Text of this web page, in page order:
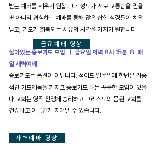
받는 예배를 세우기 원합니다. 성도가 서로 교통함을 믿을
뿐 아니라 경험하는 예배를 통해 많은 상한 심령들이 치유
받고, 기도가 회복되는 치유의 시간을 가지기 원합니다.
살아있는 중보기도 모임 ㅣ 금요일 저녁 8시 15분 & 매
일 새벽예배
중보기도는 옵션이 아닙니다. 적어도 일주일에 한번은 집중
적인 기도제목을 가지고 중보기도 하는 꾸준한 모임이 있을
때 교회는 영적 전쟁에 승리하고 그리스도의 몸된 교회를
건강하고 아름답게 지켜낼 수 있습니다.
금요예배 영상
새벽예배 영상